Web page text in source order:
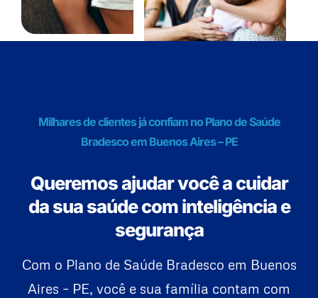
Milhares de clientes já confiam no Plano de Saúde
Bradesco em Buenos Aires – PE
Queremos ajudar você a cuidar
da sua saúde com inteligência e
segurança
Com o Plano de Saúde Bradesco em Buenos
Aires – PE, você e sua família contam com